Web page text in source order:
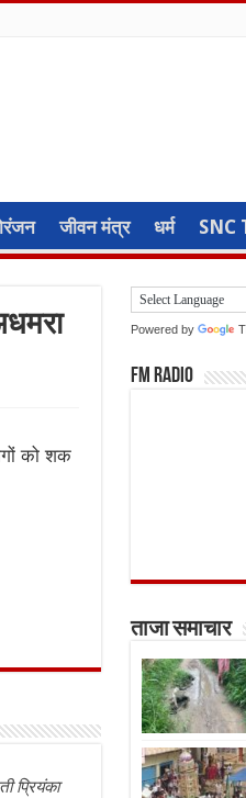
जीवन मंत्र धर्म SNC
को शक
प्रियंका
Powered by
FM Radio
ताजा समाचार